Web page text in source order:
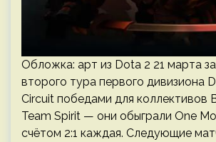
Обложка: арт из Dota 2 21 марта
второго тура первого дивизиона
Circuit победами для коллективов
Team Spirit — они обыграли One
счётом 2:1 каждая. Следующие